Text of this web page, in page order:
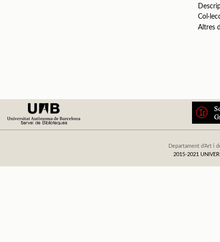
Altres
Departament d'Art i
2015-2021